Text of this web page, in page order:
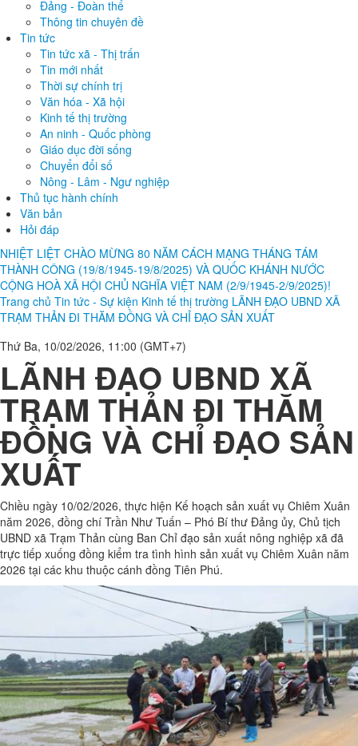
Đảng - Đoàn thể
Thông tin chuyên đề
Tin tức
Tin tức xã - Thị trấn
Tin mới nhất
Thời sự chính trị
Văn hóa - Xã hội
Kinh tế thị trường
An ninh - Quốc phòng
Giáo dục đời sống
Chuyển đổi số
Nông - Lâm - Ngư nghiệp
Thủ tục hành chính
Văn bản
Hỏi đáp
NHIỆT LIỆT CHÀO MỪNG 80 NĂM CÁCH MẠNG THÁNG TÁM
THÀNH CÔNG (19/8/1945-19/8/2025) VÀ QUỐC KHÁNH NƯỚC
CỘNG HOÀ XÃ HỘI CHỦ NGHĨA VIỆT NAM (2/9/1945-2/9/2025)!
Trang chủ Tin tức - Sự kiện Kinh tế thị trường LÃNH ĐẠO UBND XÃ
TRẠM THẢN ĐI THĂM ĐỒNG VÀ CHỈ ĐẠO SẢN XUẤT
Thứ Ba, 10/02/2026, 11:00 (GMT+7)
LÃNH ĐẠO UBND XÃ
TRẠM THẢN ĐI THĂM
ĐỒNG VÀ CHỈ ĐẠO SẢN
XUẤT
Chiều ngày 10/02/2026, thực hiện Kế hoạch sản xuất vụ Chiêm Xuân
năm 2026, đồng chí Trần Như Tuấn – Phó Bí thư Đảng ủy, Chủ tịch
UBND xã Trạm Thản cùng Ban Chỉ đạo sản xuất nông nghiệp xã đã
trực tiếp xuống đồng kiểm tra tình hình sản xuất vụ Chiêm Xuân năm
2026 tại các khu thuộc cánh đồng Tiên Phú.